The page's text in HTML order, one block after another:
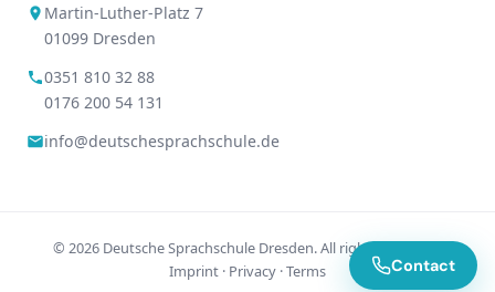
Contact
Martin-Luther-Platz 7
01099 Dresden
0351 810 32 88
0176 200 54 131
info@deutschesprachschule.de
© 2026 Deutsche Sprachschule Dresden. All rights reserved.
Imprint · Privacy ·Terms